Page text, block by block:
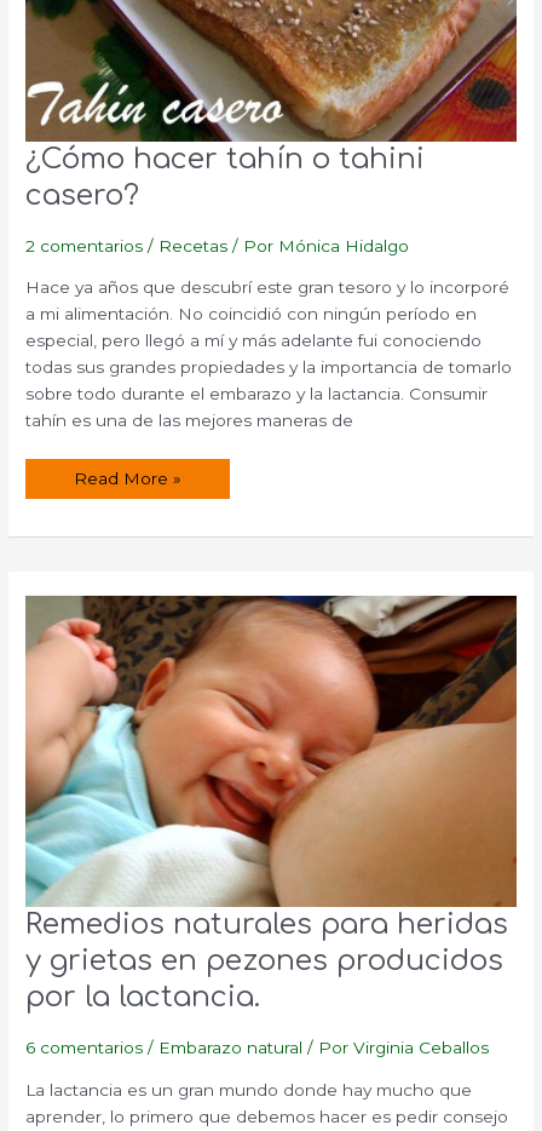
¿Cómo hacer tahín o tahini
casero?
2 comentarios / Recetas / Por Mónica Hidalgo
Hace ya años que descubrí este gran tesoro y lo incorporé
a mi alimentación. No coincidió con ningún período en
especial, pero llegó a mí y más adelante fui conociendo
todas sus grandes propiedades y la importancia de tomarlo
sobre todo durante el embarazo y la lactancia. Consumir
tahín es una de las mejores maneras de
¿Cómo
tahini
Read More »
Remedios naturales para heridas
y grietas en pezones producidos
por la lactancia.
6 comentarios / Embarazo natural / PorVirginia Ceballos
La lactancia es un gran mundo donde hay mucho que
aprender, lo primero que debemos hacer es pedir consejo